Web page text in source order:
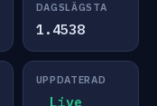
DAGSLÄGSTA
1.4538
UPPDATERAD
Live